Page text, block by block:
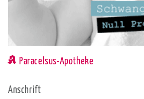
Paracelsus-Apotheke
An­schrift